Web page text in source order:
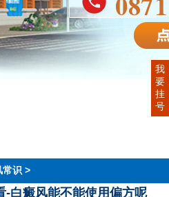
常识 >
-白癜风能不能使用偏方呢
我
要
挂
号